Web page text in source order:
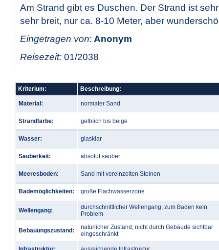
Am Strand gibt es Duschen. Der Strand ist
sehr breit, nur ca. 8-10 Meter, aber
Eingetragen von: Anonym
Reisezeit: 01/2038
Kriterium: Beschreibung:
Material: normaler Sand
Strandfarbe: gelblich bis beige
Wasser: glasklar
Sauberkeit: absolut sauber
Meeresboden: Sand mit vereinzelten Steinen
Bademöglichkeiten: große Flachwasserzone
Wellengang:
durchschnittlicher Wellengang, zum Baden kein
Problem
Bebauungszustand:
natürlicher Zustand, nicht durch Gebäude sichtbar
eingeschränkt